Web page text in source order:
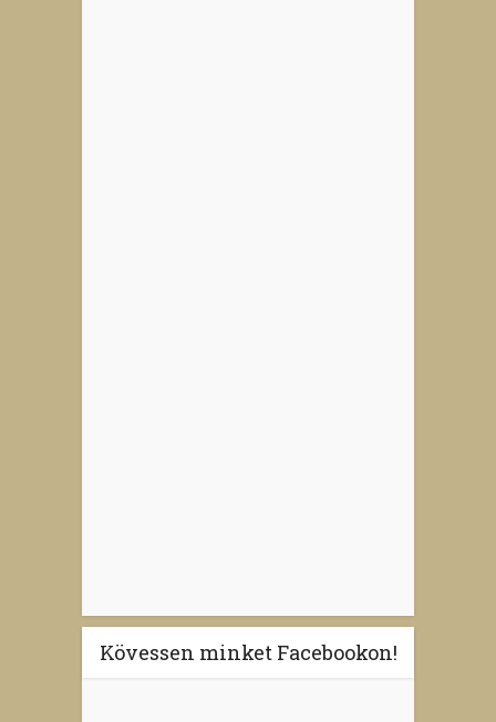
Kövessen minket Facebookon!